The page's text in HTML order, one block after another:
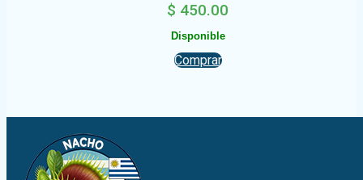
$ 450.00
Disponible
Comprar